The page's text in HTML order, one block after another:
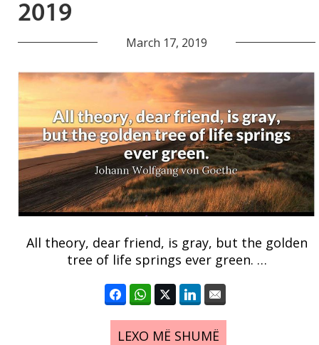
2019
March 17, 2019
All theory, dear friend, is gray, but the golden
tree of life springs ever green. …
LEXO MË SHUMË